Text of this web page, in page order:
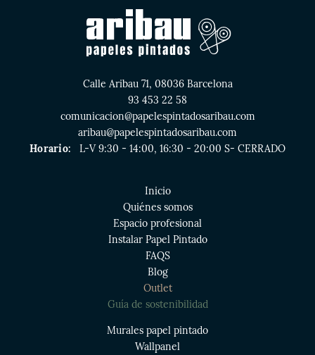
Calle Aribau 71, 08036 Barcelona
93 453 22 58
comunicacion@papelespintadosaribau.com
aribau@papelespintadosaribau.com
Horario:
L-V 9:30 - 14:00, 16:30 - 20:00 S- CERRADO
Inicio
Quiénes somos
Espacio profesional
Instalar Papel Pintado
FAQS
Blog
Outlet
Guía de sostenibilidad
Murales papel pintado
Wallpanel